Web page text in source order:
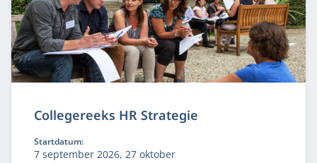
Collegereeks HR Strategie
Startdatum:
7 september 2026, 27 oktober